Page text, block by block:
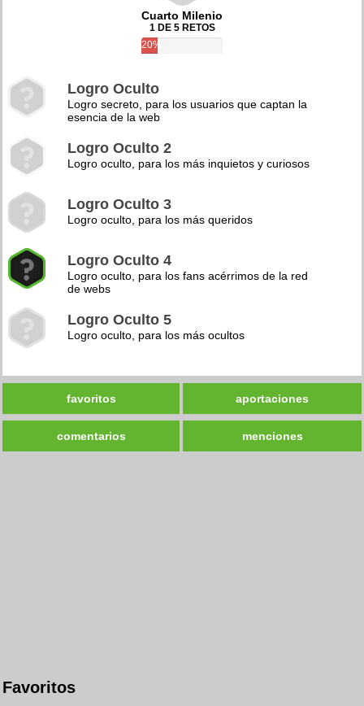
Cuarto Milenio
1 DE 5 RETOS
20%
Logro Oculto
Logro secreto, para los usuarios que captan la
esencia de la web
Logro Oculto 2
Logro oculto, para los más inquietos y curiosos
Logro Oculto 3
Logro oculto, para los más queridos
Logro Oculto 4
Logro oculto, para los fans acérrimos de la red
de webs
Logro Oculto 5
Logro oculto, para los más ocultos
favoritos aportaciones
comentarios menciones
Favoritos